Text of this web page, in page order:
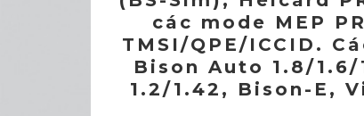
các mode MEP
TMSI/QPE/ICCID.
Bison Auto 1.8/1.6/
1.2/1.42, Bison-E,